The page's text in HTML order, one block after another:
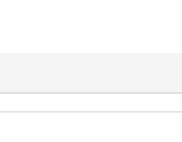
不知名的貴婦租下了名聞遐
、相信的和優秀的槌球選手
下十二個名字。
樣樣齊全，並備有乾淨的床